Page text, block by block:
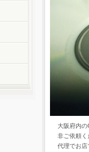
大阪府内
非ご依頼く
代理でお店